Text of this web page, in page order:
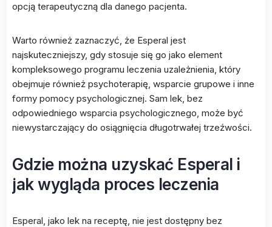
opcją terapeutyczną dla danego pacjenta.
Warto również zaznaczyć, że Esperal jest
najskuteczniejszy, gdy stosuje się go jako element
kompleksowego programu leczenia uzależnienia, który
obejmuje również psychoterapię, wsparcie grupowe i inne
formy pomocy psychologicznej. Sam lek, bez
odpowiedniego wsparcia psychologicznego, może być
niewystarczający do osiągnięcia długotrwałej trzeźwości.
Gdzie można uzyskać Esperal i
jak wygląda proces leczenia
Esperal, jako lek na receptę, nie jest dostępny bez